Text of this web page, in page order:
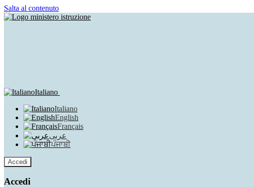
Salta al contenuto
Italiano
Italiano
English
Français
عربى
ਪੰਜਾਬੀ
Accedi
Accedi